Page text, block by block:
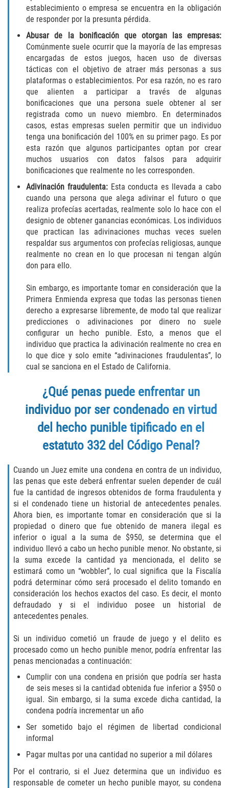
Invasión Agravada de Propiedad
Ajena
Invasión de Propiedad Ajena
Vandalismo
DUI
Audiencia Administrativa del DMV
Conducción Imprudente con
Presencia de Alcohol
Conducción Imprudente sin Presencia
de Alcohol
Cuarta Ofensa de DUI
DUI Causando Lesiones
DUI en Menores de Edad
Segunda Ofensa de DUI
Tercera Ofensa de DUI
Leyes de DUI en el Estado de
Abuso de Ancianos y Adultos
Dependientes
Amenazas Criminales
Agresión Doméstica
Lesión Corporal a un Cónyuge
Negligencia Infantil
Orden de Protección de Emergencia
Orden de Restricción Permanente
Órdenes de Restricción
Porno Venganza
Publicar Información Dañina en
Internet
Sustracción de Menores
establecimiento o empresa se encuentra en la obligación
de responder por la presunta pérdida.
Abusar de la bonificación que otorgan las empresas:
Comúnmente suele ocurrir que la mayoría de las empresas
encargadas de estos juegos, hacen uso de diversas
tácticas con el objetivo de atraer más personas a sus
plataformas o establecimientos. Por esa razón, no es raro
que alienten a participar a través de algunas
bonificaciones que una persona suele obtener al ser
registrada como un nuevo miembro. En determinados
casos, estas empresas suelen permitir que un individuo
tenga una bonificación del 100% en su primer pago. Es por
esta razón que algunos participantes optan por crear
muchos usuarios con datos falsos para adquirir
bonificaciones que realmente no les corresponden.
Adivinación fraudulenta: Esta conducta es llevada a cabo
cuando una persona que alega adivinar el futuro o que
realiza profecías acertadas, realmente solo lo hace con el
designio de obtener ganancias económicas. Los individuos
que practican las adivinaciones muchas veces suelen
respaldar sus argumentos con profecías religiosas, aunque
realmente no crean en lo que procesan ni tengan algún
don para ello.
Sin embargo, es importante tomar en consideración que la
Primera Enmienda expresa que todas las personas tienen
derecho a expresarse libremente, de modo tal que realizar
predicciones o adivinaciones por dinero no suele
configurar un hecho punible. Esto, a menos que el
individuo que practica la adivinación realmente no crea en
lo que dice y solo emite “adivinaciones fraudulentas”, lo
cual se sanciona en el Estado de California.
¿Qué penas puede enfrentar un
individuo por ser condenado en virtud
del hecho punible tipificado en el
estatuto 332 del Código Penal?
Cuando un Juez emite una condena en contra de un individuo,
las penas que este deberá enfrentar suelen depender de cuál
fue la cantidad de ingresos obtenidos de forma fraudulenta y
si el condenado tiene un historial de antecedentes penales.
Ahora bien, es importante tomar en consideración que si la
propiedad o dinero que fue obtenido de manera ilegal es
inferior o igual a la suma de $950, se determina que el
individuo llevó a cabo un hecho punible menor. No obstante, si
la suma excede la cantidad ya mencionada, el delito se
estimará como un “wobbler”, lo cual significa que la Fiscalía
podrá determinar cómo será procesado el delito tomando en
consideración los hechos exactos del caso. Es decir, el monto
defraudado y si el individuo posee un historial de
antecedentes penales.
Si un individuo cometió un fraude de juego y el delito es
procesado como un hecho punible menor, podría enfrentar las
penas mencionadas a continuación:
Cumplir con una condena en prisión que podría ser hasta
de seis meses si la cantidad obtenida fue inferior a $950 o
igual. Sin embargo, si la suma excede dicha cantidad, la
condena podría incrementar un año
Ser sometido bajo el régimen de libertad condicional
informal
Pagar multas por una cantidad no superior a mil dólares
Por el contrario, si el Juez determina que un individuo es
responsable de cometer un hecho punible mayor, su condena